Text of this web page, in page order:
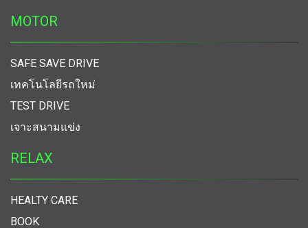
MOTOR
SAFE SAVE DRIVE
เทคโนโลยีรถใหม่
TEST DRIVE
เจาะสนามแข่ง
RELAX
HEALTY CARE
BOOK